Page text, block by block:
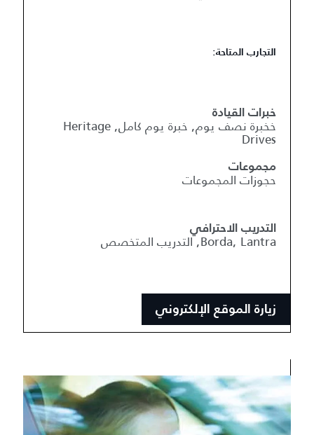
التجارب المتاحة:
خبرات القيادة
خخبرة نصف يوم, خبرة يوم كامل, Heritage
Drives
مجموعات
حجوزات المجموعات
التدريب الاحترافي
Borda, Lantra, التدريب المتخصص
زيارة الموقع الإلكتروني